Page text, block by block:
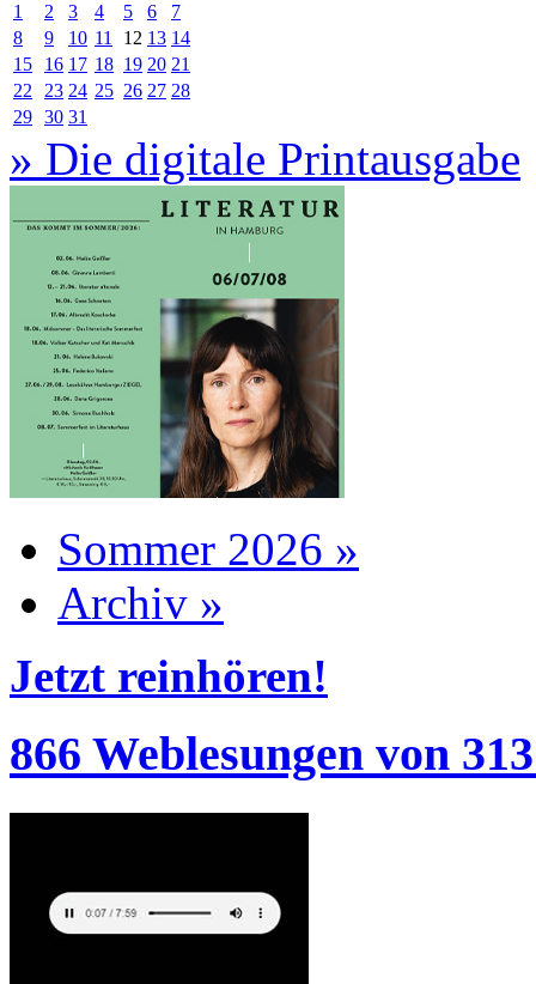
1
2 3 4 5 6
7
8
9 10 11 12 13 14
15
16 17 18 19 20 21
22
23 24 25 26 27 28
29 30 31
» Die digitale Printausgabe
Sommer 2026 »
Archiv »
Jetzt reinhören!
866 Weblesungen von